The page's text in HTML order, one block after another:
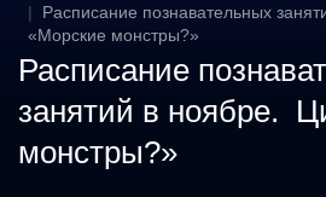
Расписание познавательных
«Морские монстры?»
Расписание
занятий в ноябре.
монстры?»